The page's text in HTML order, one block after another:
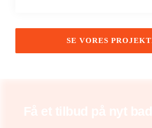
SE VORES